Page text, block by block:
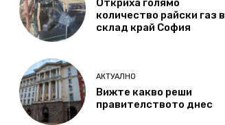
Откриха голямо
количество райски газ в
склад край София
АКТУАЛНО
Вижте какво реши
правителството днес